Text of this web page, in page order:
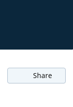
Share